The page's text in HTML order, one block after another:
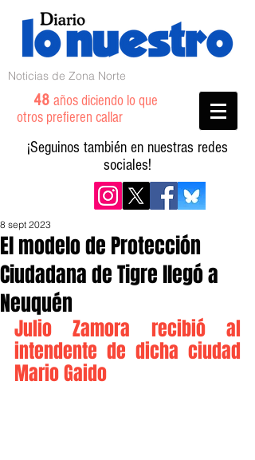
Noticias de Zona Norte
48 años diciendo lo que
otros prefieren callar
¡Seguinos también en nuestras redes
sociales!
El modelo de Protección
Ciudadana de Tigre llegó a
Neuquén
8 sept 2023
Julio Zamora recibió al
intendente de dicha ciudad
Mario Gaido